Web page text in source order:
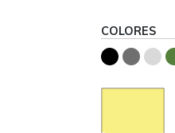
COLORES